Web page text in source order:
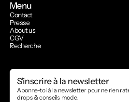
Menu
Contact
Presse
About us
CGV
Recherche
S'inscrire à la newsletter
Abonne-toi à la newsletter pour ne rien
drops & conseils mode.